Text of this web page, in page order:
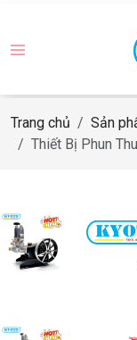
Trang chủ
Sản
Thiết Bị Phun